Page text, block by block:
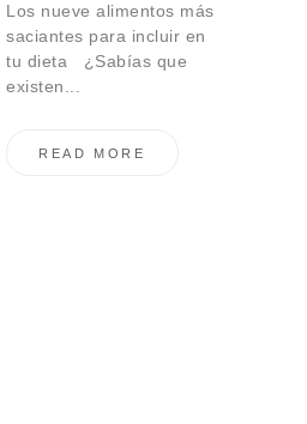
Los nueve alimentos más
saciantes para incluir en
tu dieta ¿Sabías que
existen...
READ MORE